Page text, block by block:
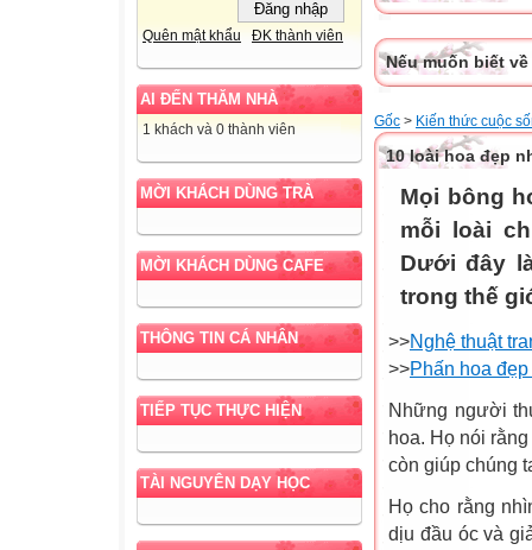
Quên mật khẩu ĐK thành viên
AI ĐẾN THĂM NHÀ
1 khách và 0 thành viên
MỜI KHÁCH DÙNG TRÀ
MỜI KHÁCH DÙNG CAFE
THÔNG TIN CÁ NHÂN
TIẾP TỤC THỰC HIỆN
TÀI NGUYÊN DẠY HỌC
Nếu muốn biết
Gốc > Kiến thức cuộc
10 loài hoa đẹp
Mọi bông
mỗi loài
Dưới đây
trong thế
>>Nghệ thuật
>>Phấn hoa
Những người
hoa. Họ nói
còn giúp chúng
Họ cho rằng
dịu đầu óc và